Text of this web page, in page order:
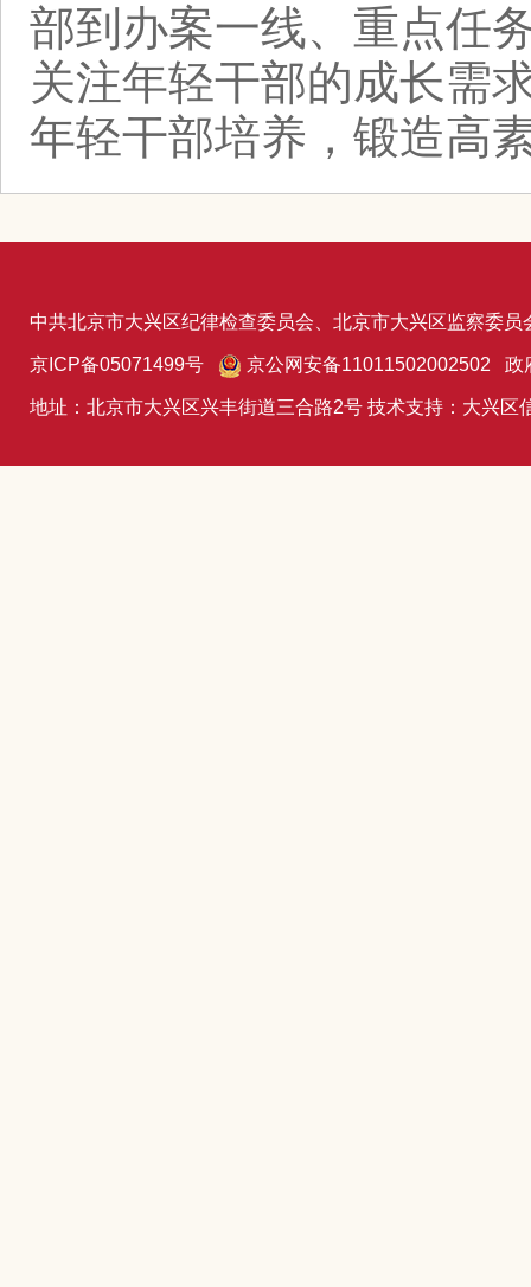
部到办案一线、重点任
关注年轻干部的成长需
年轻干部培养，锻造高
中共北京市大兴区纪律检查委员会、北京市大兴区监察委员
京ICP备05071499号 京公网安备11011502002502 政
地址：北京市大兴区兴丰街道三合路2号 技术支持：大兴区